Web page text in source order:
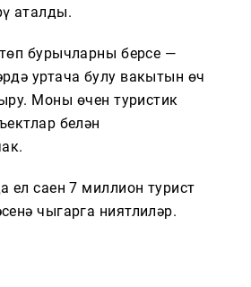
аталды.
бурычларның берсе —
уртача булу вакытын өч
Моның өчен туристик
белән
ел саен 7 миллион турист
чыгарга ниятлиләр.